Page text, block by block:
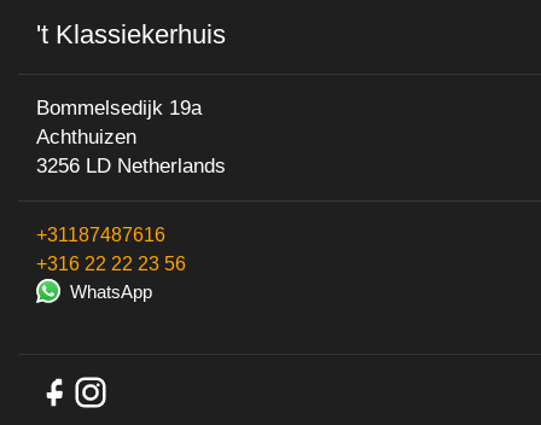
't Klassiekerhuis
Bommelsedijk 19a
Achthuizen
3256 LD Netherlands
+31187487616
+316 22 22 23 56
WhatsApp